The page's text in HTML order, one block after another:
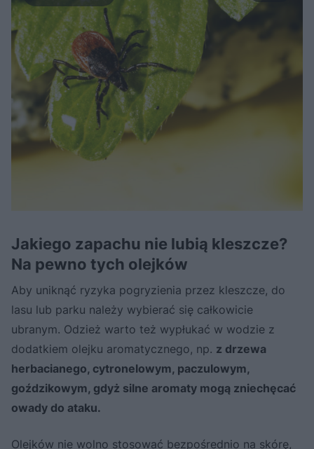
Jakiego zapachu nie lubią kleszcze?
Na pewno tych olejków
Aby uniknąć ryzyka pogryzienia przez kleszcze, do
lasu lub parku należy wybierać się całkowicie
ubranym. Odzież warto też wypłukać w wodzie z
dodatkiem olejku aromatycznego, np. z drzewa
herbacianego, cytronelowym, paczulowym,
goździkowym, gdyż silne aromaty mogą zniechęcać
owady do ataku.
Olejków nie wolno stosować bezpośrednio na skórę,